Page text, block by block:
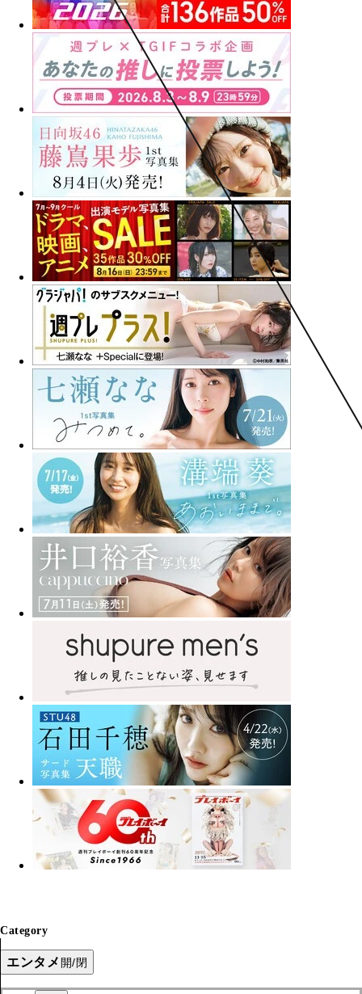
Category
エンタメ 開/閉